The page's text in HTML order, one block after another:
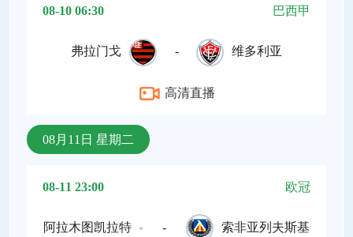
08-10 06:30 巴西甲
弗拉门戈 - 维多利亚
高清直播
08月11日 星期二
08-11 23:00 欧冠
阿拉木图凯拉特 - 索非亚列夫斯基